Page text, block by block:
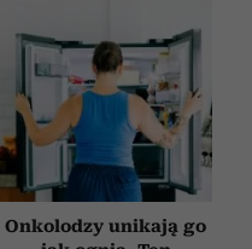
Onkolodzy unikają go